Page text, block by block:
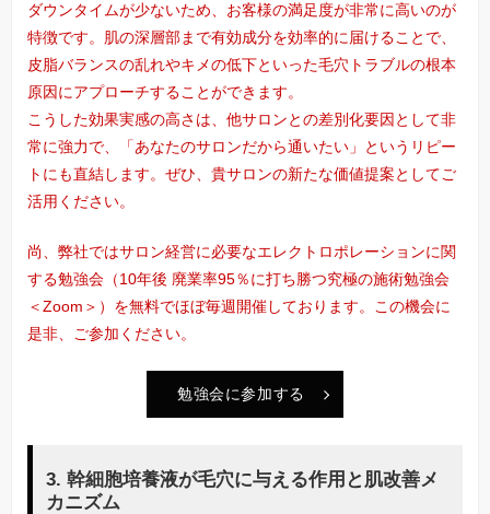
ダウンタイムが少ないため、お客様の満足度が非常に高いのが
特徴です。肌の深層部まで有効成分を効率的に届けることで、
皮脂バランスの乱れやキメの低下といった毛穴トラブルの根本
原因にアプローチすることができます。
こうした効果実感の高さは、他サロンとの差別化要因として非
常に強力で、「あなたのサロンだから通いたい」というリピー
トにも直結します。ぜひ、貴サロンの新たな価値提案としてご
活用ください。
尚、弊社ではサロン経営に必要なエレクトロポレーションに関
する勉強会（10年後 廃業率95％に打ち勝つ究極の施術勉強会
＜Zoom＞）を無料でほぼ毎週開催しております。この機会に
是非、ご参加ください。
勉強会に参加する
3. 幹細胞培養液が毛穴に与える作用と肌改善メ
カニズム